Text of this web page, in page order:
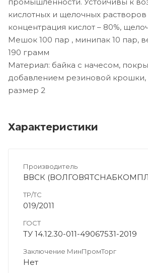
кислотных и щелочных
концентрация кислот – 80%,
Мешок 100 пар , минипак 10 пар,
190 грамм
Материал: байка с начесом,
добавлением резиновой крошки,
размер 2
Характеристики
Производитель
ВВСК
ТР/ТС
019/2011
ГОСТ
ТУ 14.12.30-011-49067531-2019
Заключение МинПромТорг
Нет